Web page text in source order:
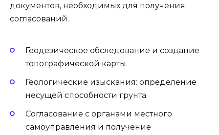
документов, необходимых для получения
согласований.
Геодезическое обследование и создание
топографической карты.
Геологические изыскания: определение
несущей способности грунта.
Согласование с органами местного
самоуправления и получение